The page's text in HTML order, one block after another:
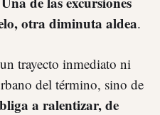
otra diminuta aldea.
trayecto inmediato ni
del término, sino de
a ralentizar, de